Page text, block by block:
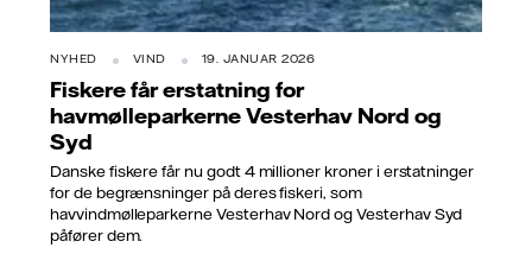
NYHED VIND 19. JANUAR 2026
Fiskere får erstatning for
havmølleparkerne Vesterhav Nord og
Syd
Danske fiskere får nu godt 4 millioner kroner i erstatninger
for de begrænsninger på deres fiskeri, som
havvindmølleparkerne Vesterhav Nord og Vesterhav Syd
påfører dem.